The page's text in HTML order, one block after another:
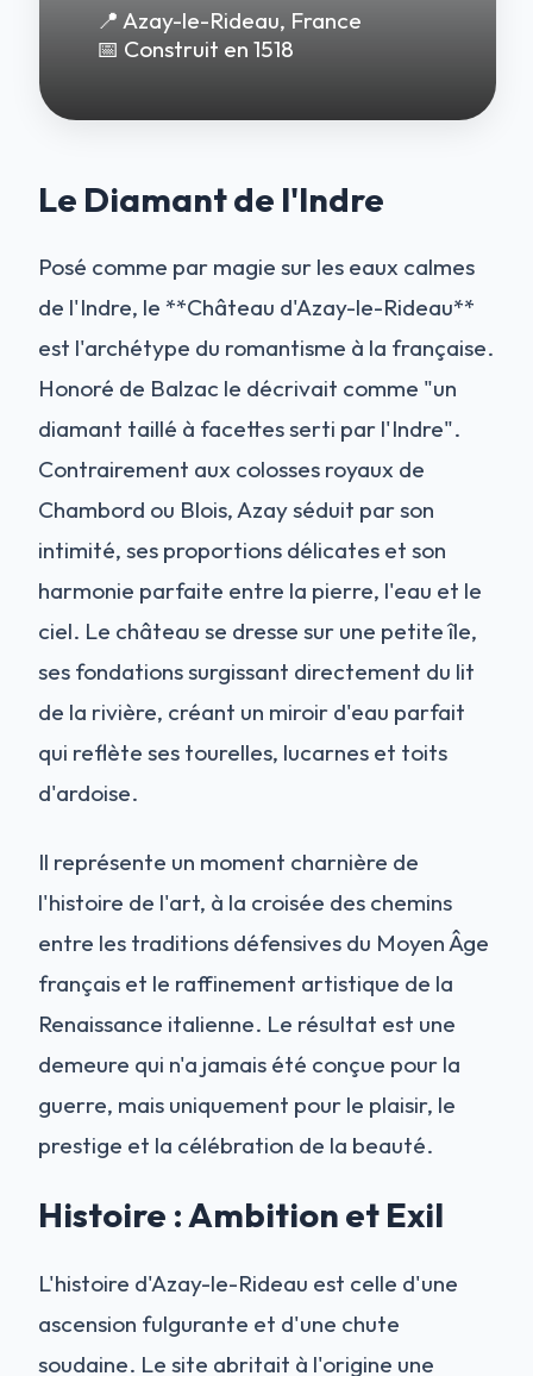
📍 Azay-le-Rideau, France
📅 Construit en 1518
Le Diamant de l'Indre
Posé comme par magie sur les eaux calmes
de l'Indre, le **Château d'Azay-le-Rideau**
est l'archétype du romantisme à la française.
Honoré de Balzac le décrivait comme "un
diamant taillé à facettes serti par l'Indre".
Contrairement aux colosses royaux de
Chambord ou Blois, Azay séduit par son
intimité, ses proportions délicates et son
harmonie parfaite entre la pierre, l'eau et le
ciel. Le château se dresse sur une petite île,
ses fondations surgissant directement du lit
de la rivière, créant un miroir d'eau parfait
qui reflète ses tourelles, lucarnes et toits
d'ardoise.
Il représente un moment charnière de
l'histoire de l'art, à la croisée des chemins
entre les traditions défensives du Moyen Âge
français et le raffinement artistique de la
Renaissance italienne. Le résultat est une
demeure qui n'a jamais été conçue pour la
guerre, mais uniquement pour le plaisir, le
prestige et la célébration de la beauté.
Histoire : Ambition et Exil
L'histoire d'Azay-le-Rideau est celle d'une
ascension fulgurante et d'une chute
soudaine. Le site abritait à l'origine une